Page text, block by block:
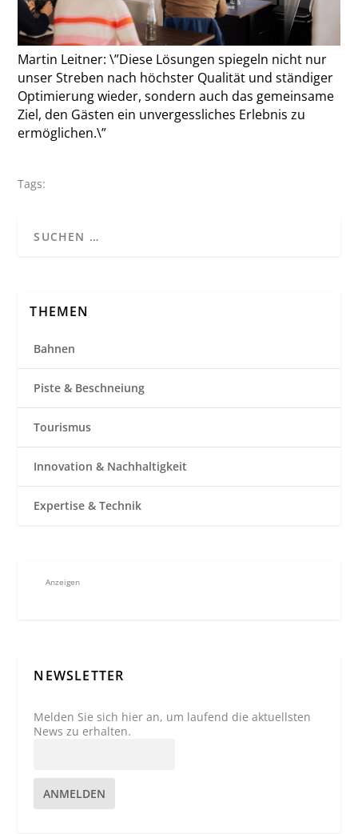
Martin Leitner: \”Diese Lösungen spiegeln nicht nur
unser Streben nach höchster Qualität und ständiger
Optimierung wieder, sondern auch das gemeinsame
Ziel, den Gästen ein unvergessliches Erlebnis zu
ermöglichen.\”
Tags:
THEMEN
Bahnen
Piste & Beschneiung
Tourismus
Innovation & Nachhaltigkeit
Expertise & Technik
Anzeigen
NEWSLETTER
Melden Sie sich hier an, um laufend die aktuellsten
News zu erhalten.
ANMELDEN